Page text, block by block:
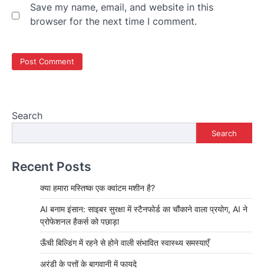
Save my name, email, and website in this
browser for the next time I comment.
Search
Search
Recent Posts
क्या हमारा मस्तिष्क एक क्वांटम मशीन है?
AI बनाम इंसान: साइबर सुरक्षा में स्टैनफोर्ड का चौंकाने वाला प्रयोग, AI ने
प्रोफेशनल हैकर्स को पछाड़ा
ऊँची बिल्डिंग में रहने से होने वाली संभावित स्वास्थ्य समस्याएँ
अरंडी के पत्तों के बागवानी में फायदे